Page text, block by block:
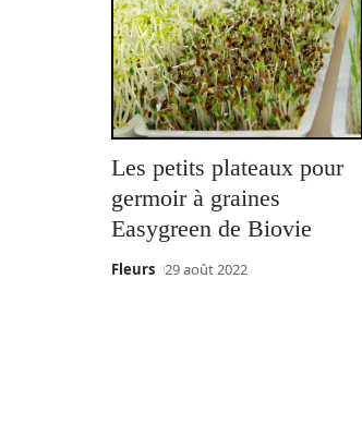
Les petits plateaux pour
germoir à graines
Easygreen de Biovie
Fleurs 29 août 2022